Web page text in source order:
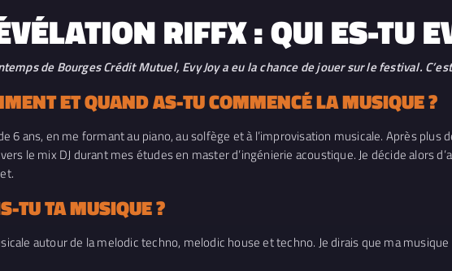
RIFFX : QUI ES-TU
de Bourges Crédit Mutuel, Evy Joy a eu la chance de jouer sur le festival.
ET QUAND AS-TU COMMENCÉ LA MUSIQUE ?
6 ans, en me formant au piano, au solfège et à l’improvisation musicale. Après
le mix DJ durant mes études en master d’ingénierie acoustique. Je décide alors
TU TA MUSIQUE ?
autour de la melodic techno, melodic house et techno. Je dirais que ma